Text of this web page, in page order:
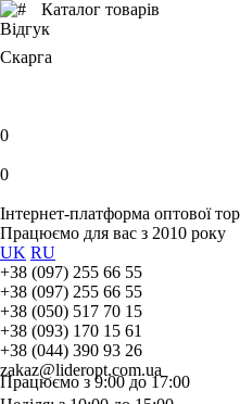
Каталог товарів
Відгук
Скарга
0
0
Інтернет-платформа оптової
Працюємо для вас з 2010 року
UK RU
+38 (097) 255 66 55
+38 (097) 255 66 55
+38 (050) 517 70 15
+38 (093) 170 15 61
+38 (044) 390 93 26
zakaz@lideropt.com.ua
Працюємо з 9:00 до 17:00